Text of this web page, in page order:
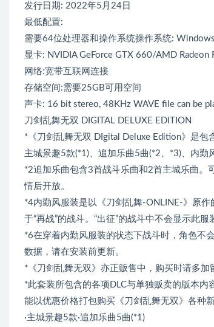
发行日期: 2022年5月24日
最低配置:
需要64位处理器和操作系统操作系统:
显卡: NVIDIA GeForce GTX 660/AMD Radeon
网络:宽带互联网连接
存储空间:需要25GB可用空间
声卡: 16 bit stereo, 48KHz WAVE file can be
刀剑乱舞无双 DIGITAL DELUXE EDITION
*《刀剑乱舞无双 DIgital Deluxe Edition》是
主城景趣5款(*1)、追加乐曲5曲(*2、*3)、内勤
*2追加乐曲包含3首战斗乐曲和2首主城乐曲。
情后开放。
*4内勤风服装是以《刀剑乱舞-ONLINE-》原
于“再战”的战斗。“出征”的战斗中不会显示此服
*6在穿着内勤风服装的状态下战斗时，角色不
数据，请在安装前更新。
*《刀剑乱舞无双》亦正贩售中，购买时请多加
*此套装所包含的各项DLC与单独贩卖的版本
能以优惠价格打包购买《刀剑乱舞无双》各种
·主城景趣5款·追加乐曲5曲(*1)